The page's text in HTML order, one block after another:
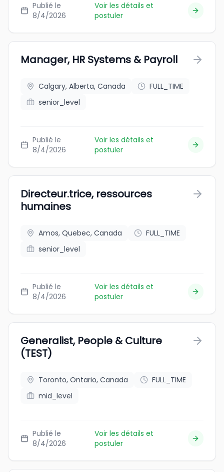
Publié le
8/4/2026
Voir les détails et
postuler
Manager, HR Systems & Payroll
Calgary, Alberta, Canada
FULL_TIME
senior_level
Publié le
8/4/2026
Voir les détails et
postuler
Directeur.trice, ressources
humaines
Amos, Quebec, Canada
FULL_TIME
senior_level
Publié le
8/4/2026
Voir les détails et
postuler
Generalist, People & Culture
(TEST)
Toronto, Ontario, Canada
FULL_TIME
mid_level
Publié le
8/4/2026
Voir les détails et
postuler